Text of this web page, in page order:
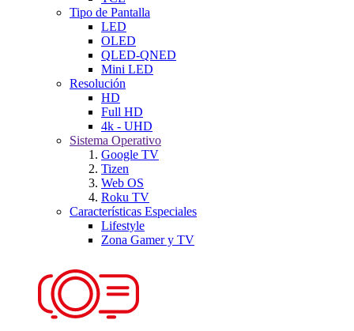
Tipo de Pantalla
LED
OLED
QLED-QNED
Mini LED
Resolución
HD
Full HD
4k - UHD
Sistema Operativo
Google TV
Tizen
Web OS
Roku TV
Características Especiales
Lifestyle
Zona Gamer y TV